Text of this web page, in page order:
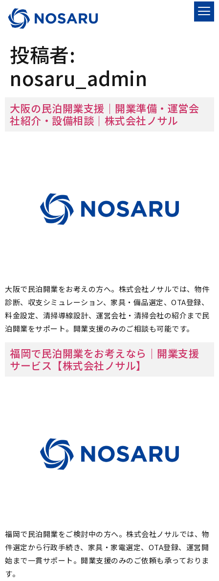
投稿者:
nosaru_admin
大阪の民泊開業支援｜開業準備・運営会
社紹介・設備相談｜株式会社ノサル
大阪で民泊開業をお考えの方へ。株式会社ノサルでは、物件
診断、収支シミュレーション、家具・備品選定、OTA登録、
料金設定、清掃導線設計、運営会社・清掃会社の紹介まで民
泊開業をサポート。開業支援のみのご相談も可能です。
福岡で民泊開業をお考えなら｜開業支援
サービス【株式会社ノサル】
福岡で民泊開業をご検討中の方へ。株式会社ノサルでは、物
件選定から行政手続き、家具・家電選定、OTA登録、運営開
始まで一貫サポート。開業支援のみのご依頼も承っておりま
す。